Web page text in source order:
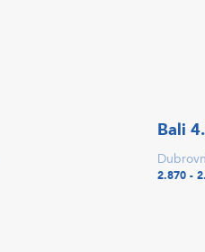
Bali
2.870 -